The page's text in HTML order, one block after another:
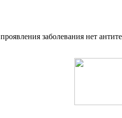
заболевания нет